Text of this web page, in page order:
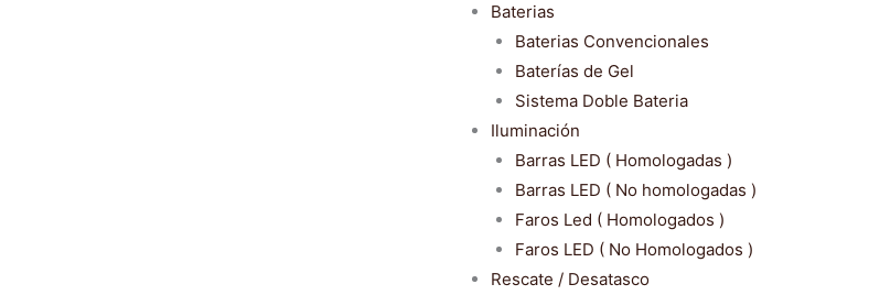
Baterias
Baterias Convencionales
Baterías de Gel
Sistema Doble Bateria
Iluminación
Barras LED ( Homologadas )
Barras LED ( No homologadas )
Faros Led ( Homologados )
Faros LED ( No Homologados )
Rescate / Desatasco